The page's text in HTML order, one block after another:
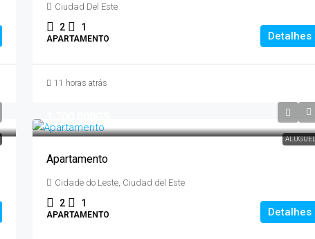
Ciudad Del Este
2 1
APARTAMENTO Detalhes
11 horas atrás
Apartamento
Cidade do Leste, Ciudad del Este
2 1
APARTAMENTO Detalhes